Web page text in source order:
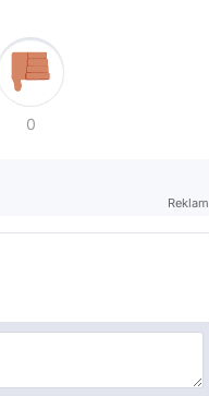
0
Reklam